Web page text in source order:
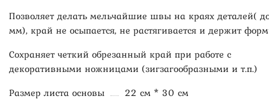
Позволяет делать мельчайшие швы на краях деталей(
мм), край не осыпается, не растягивается и держит
Сохраняет четкий обрезанный край при работе с
декоративными ножницами (зигзагообразными и т.п.)
Размер листа основы
22 см * 30 см